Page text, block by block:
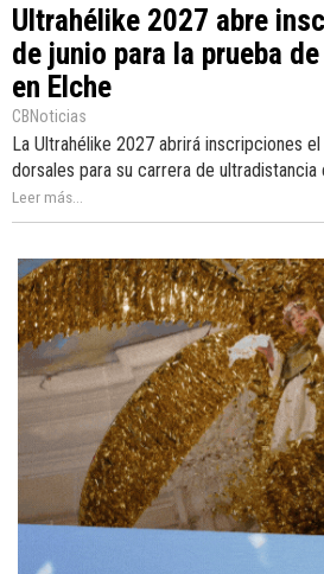
Ultrahélike 2027 abre
de junio para la prueba
en Elche
CBNoticias
La Ultrahélike 2027 abrirá inscripciones
dorsales para su carrera de
Leer más...